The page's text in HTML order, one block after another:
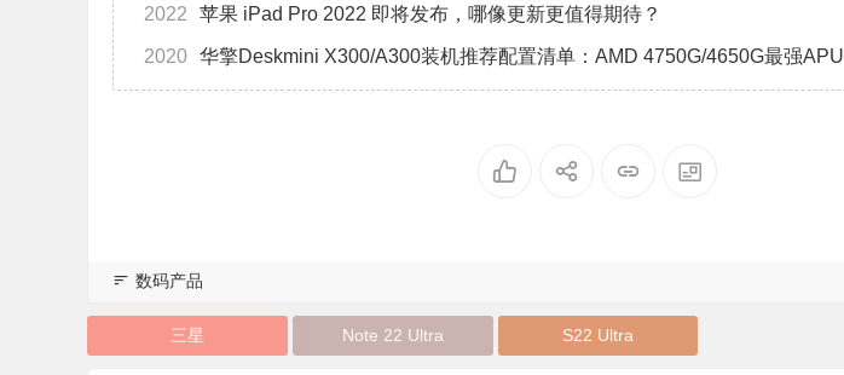
2022 苹果 iPad Pro 2022 即将发布，哪像更新更值得期待？
2020 华擎Deskmini X300/A300装机推荐配置清单：AMD 4750G/4650G最强APU
数码产品
三星 Note 22 Ultra S22 Ultra